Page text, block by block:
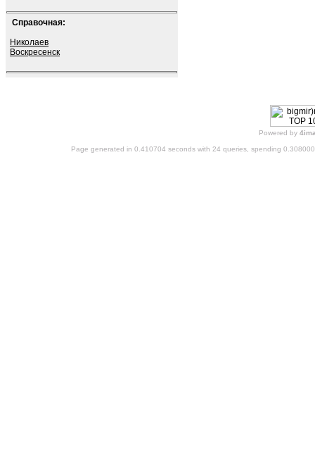
Справочная:
Николаев
Воскресенск
Powered by
Page generated in 0.410704 seconds with 24 queries, spending